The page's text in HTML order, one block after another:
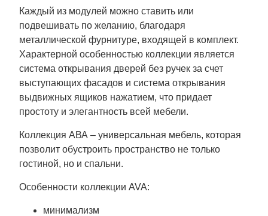
Каждый из модулей можно ставить или
подвешивать по желанию, благодаря
металлической фурнитуре, входящей в комплект.
Характерной особенностью коллекции является
система открывания дверей без ручек за счет
выступающих фасадов и система открывания
выдвижных ящиков нажатием, что придает
простоту и элегантность всей мебели.
Коллекция АВА – универсальная мебель, которая
позволит обустроить пространство не только
гостиной, но и спальни.
Особенности коллекции AVA:
минимализм